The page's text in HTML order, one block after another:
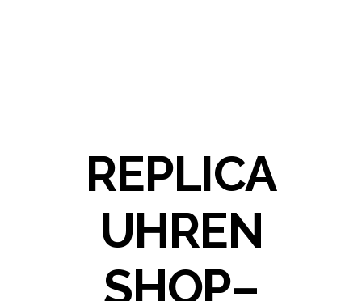
REPLICA
UHREN
SHOP–